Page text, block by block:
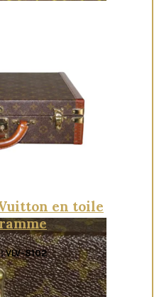
en toile
VLV-8102